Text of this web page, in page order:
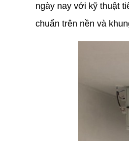
ngày nay với kỹ thuật
chuẩn trên nền và